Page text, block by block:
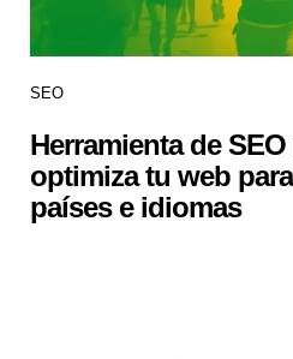
SEO
Herramienta de
optimiza tu web
países e idiomas